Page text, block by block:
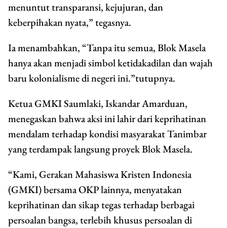
menuntut transparansi, kejujuran, dan
keberpihakan nyata,” tegasnya.
Ia menambahkan, “Tanpa itu semua, Blok Masela
hanya akan menjadi simbol ketidakadilan dan wajah
baru kolonialisme di negeri ini.”tutupnya.
Ketua GMKI Saumlaki, Iskandar Amarduan,
menegaskan bahwa aksi ini lahir dari keprihatinan
mendalam terhadap kondisi masyarakat Tanimbar
yang terdampak langsung proyek Blok Masela.
“Kami, Gerakan Mahasiswa Kristen Indonesia
(GMKI) bersama OKP lainnya, menyatakan
keprihatinan dan sikap tegas terhadap berbagai
persoalan bangsa, terlebih khusus persoalan di